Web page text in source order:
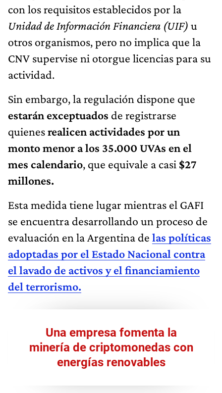
con los requisitos establecidos por la
Unidad de Información Financiera (UIF) u
otros organismos, pero no implica que la
CNV supervise ni otorgue licencias para su
actividad.
Sin embargo, la regulación dispone que
estarán exceptuados de registrarse
quienesrealicen actividades por un
monto menor a los 35.000 UVAs en el
mes calendario, que equivale a casi $27
millones.
Esta medida tiene lugar mientras el GAFI
se encuentra desarrollando un proceso de
evaluación en la Argentina de las políticas
adoptadas por el Estado Nacional contra
el lavado de activos y el financiamiento
del terrorismo.
Una empresa fomenta la
minería de criptomonedas con
energías renovables